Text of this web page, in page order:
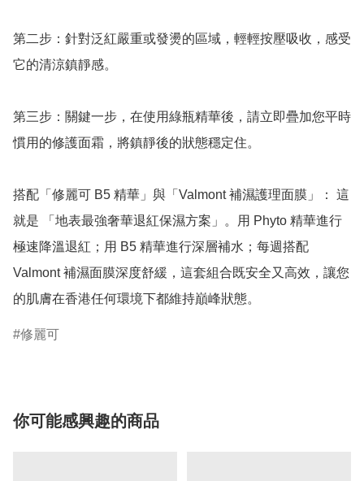
第二步：針對泛紅嚴重或發燙的區域，輕輕按壓吸收，感受
它的清涼鎮靜感。
第三步：關鍵一步，在使用綠瓶精華後，請立即疊加您平時
慣用的修護面霜，將鎮靜後的狀態穩定住。
搭配「修麗可 B5 精華」與「Valmont 補濕護理面膜」： 這
就是 「地表最強奢華退紅保濕方案」。用 Phyto 精華進行
極速降溫退紅；用 B5 精華進行深層補水；每週搭配
Valmont 補濕面膜深度舒緩，這套組合既安全又高效，讓您
的肌膚在香港任何環境下都維持巔峰狀態。
修麗可
你可能感興趣的商品